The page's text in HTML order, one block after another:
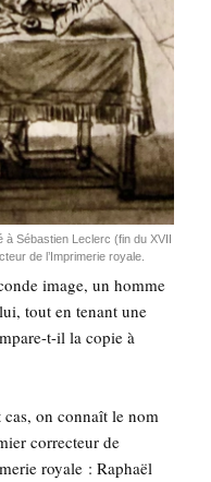
Sébas­tien Leclerc (fin du XVII
de l’Im­pri­me­rie royale.
image, un homme
tout en tenant une
t-il la copie à
cas, on connaît le nom
cor­rec­teur de
royale : Raphaël